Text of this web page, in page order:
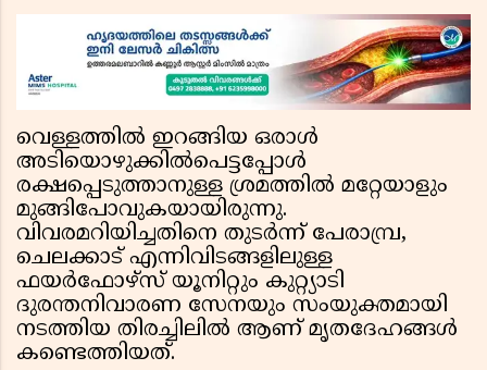
വെള്ളത്തില്‍ ഇറങ്ങിയ ഒരാള്‍
അടിയൊഴുക്കില്‍പെട്ടപ്പോള്‍
രക്ഷപ്പെടുത്താനുള്ള ശ്രമത്തില്‍ മറ്റേയാളും
മുങ്ങിപോവുകയായിരുന്നു.
വിവരമറിയിച്ചതിനെ തുടര്‍ന്ന് പേരാമ്പ്ര,
ചെലക്കാട് എന്നിവിടങ്ങളിലുള്ള
ഫയര്‍ഫോഴ്സ് യൂനിറ്റും കുറ്റ്യാടി
ദുരന്തനിവാരണ സേനയും സംയുക്തമായി
നടത്തിയ തിരച്ചിലില്‍ ആണ് മൃതദേഹങ്ങള്‍
കണ്ടെത്തിയത്.